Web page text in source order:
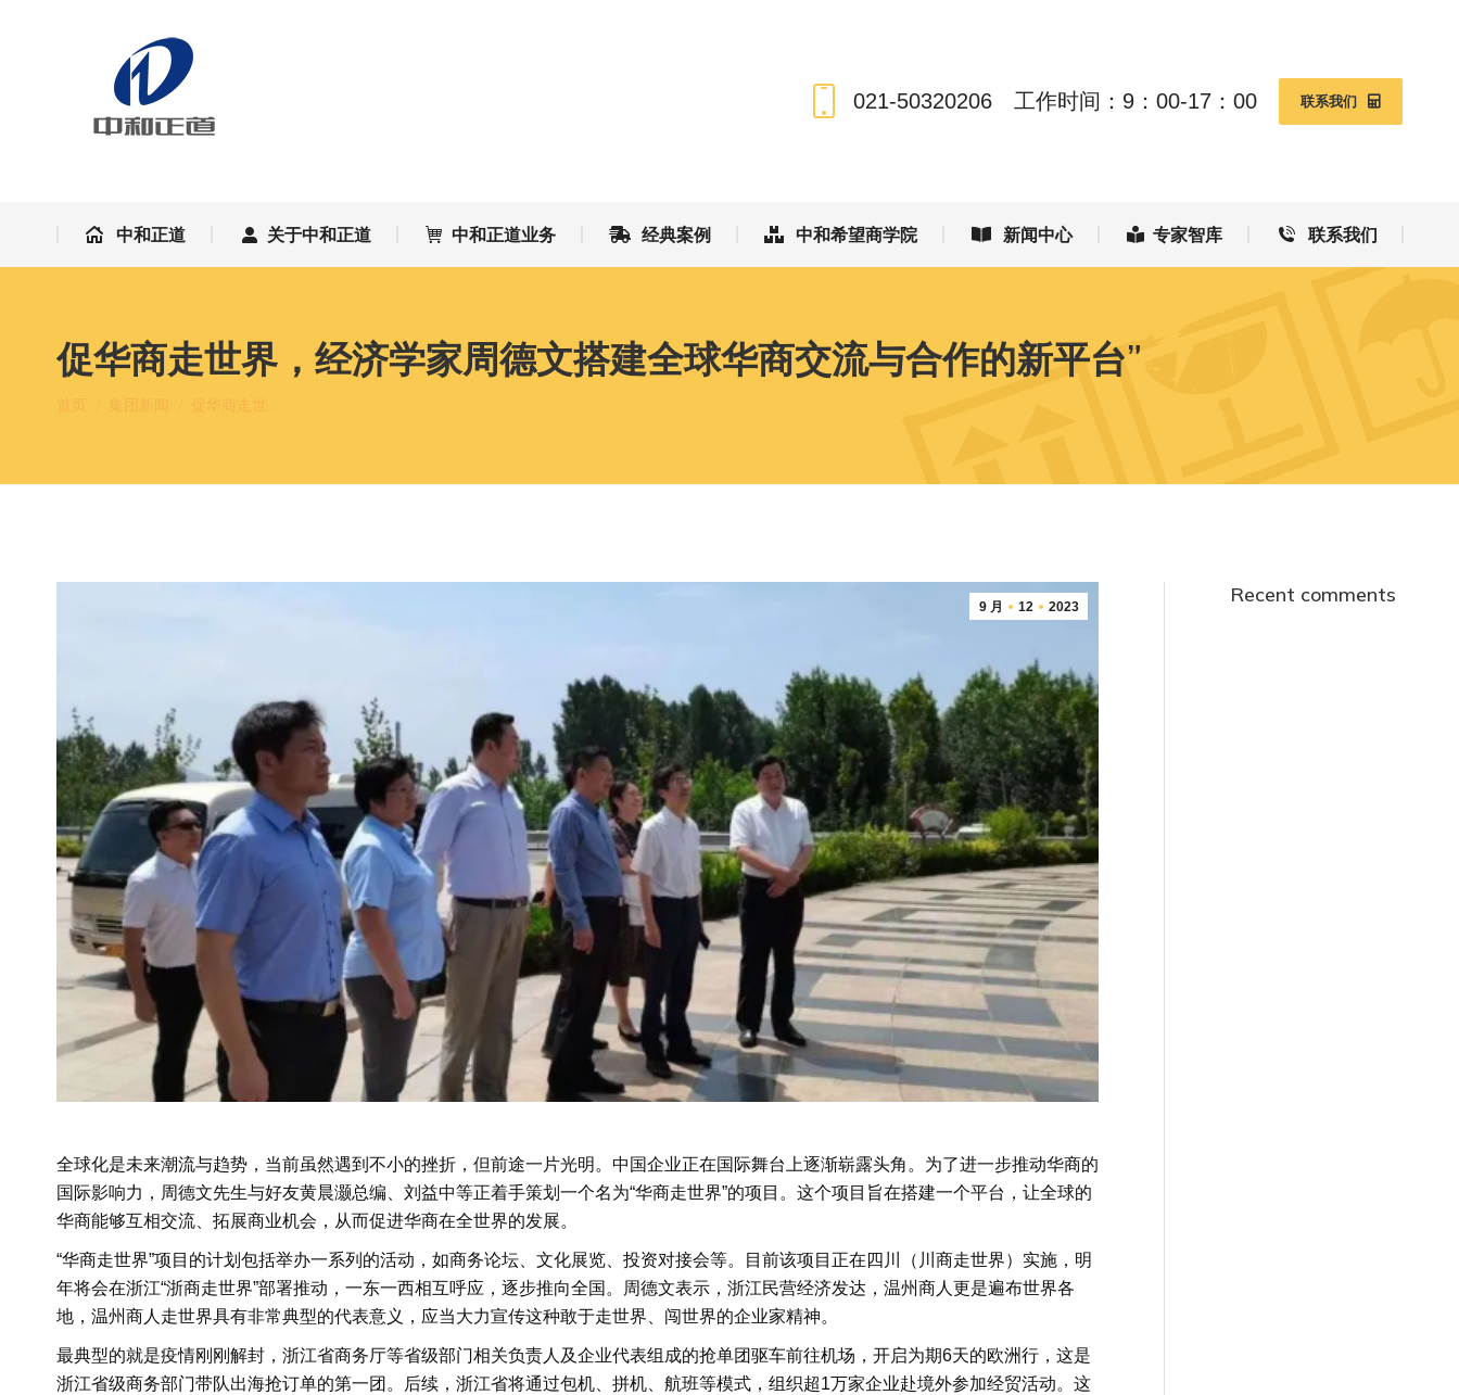
021-50320206 工作时间：9：00-17：00 联系我们
中和正道 关于中和正道 中和正道业务 经典案例 中和希望商学院 新闻中心 专家智库 联系我们
促华商走世界，经济学家周德文搭建全球华商交流与合作的新平台”
9 月 12 2023
全球化是未来潮流与趋势，当前虽然遇到不小的挫折，但前途一片光明。中国企业正在国际舞台上逐渐崭露头角。为了进一步推动华商的
国际影响力，周德文先生与好友黄晨灏总编、刘益中等正着手策划一个名为“华商走世界”的项目。这个项目旨在搭建一个平台，让全球的
华商能够互相交流、拓展商业机会，从而促进华商在全世界的发展。
“华商走世界”项目的计划包括举办一系列的活动，如商务论坛、文化展览、投资对接会等。目前该项目正在四川（川商走世界）实施，明
年将会在浙江“浙商走世界”部署推动，一东一西相互呼应，逐步推向全国。周德文表示，浙江民营经济发达，温州商人更是遍布世界各
地，温州商人走世界具有非常典型的代表意义，应当大力宣传这种敢于走世界、闯世界的企业家精神。
最典型的就是疫情刚刚解封，浙江省商务厅等省级部门相关负责人及企业代表组成的抢单团驱车前往机场，开启为期6天的欧洲行，这是
浙江省级商务部门带队出海抢订单的第一团。后续，浙江省将通过包机、拼机、航班等模式，组织超1万家企业赴境外参加经贸活动。这
Recent comments
中和正道